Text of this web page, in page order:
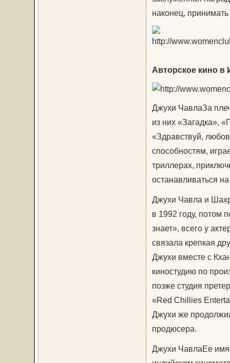
наконец,
Авторское кино в
Джухи ЧавлаЗа
из них «Загадка»,
«Здравствуй,
способностям,
триллерах,
останавливаться
Джухи Чавла и
в 1992 году, потом
знает», всего у
связала крепкая
Джухи вместе с
киностудию по
позже студия
«Red Chillies
Джухи же
продюсера.
Джухи ЧавлаЕе имя